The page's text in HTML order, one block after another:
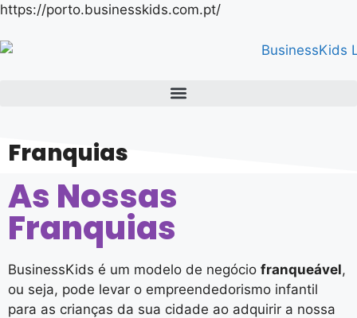
https://porto.businesskids.com.pt/
Franquias
As Nossas
Franquias
BusinessKids é um modelo de negócio franqueável,
ou seja, pode levar o empreendedorismo infantil
para as crianças da sua cidade ao adquirir a nossa